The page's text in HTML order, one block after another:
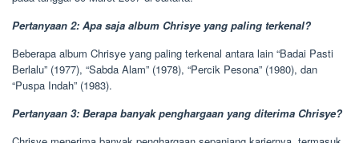
Pertanyaan 2: Apa saja album Chrisye yang paling terkenal?
Beberapa album Chrisye yang paling terkenal antara lain “Badai Pasti
Berlalu” (1977), “Sabda Alam” (1978), “Percik Pesona” (1980), dan
“Puspa Indah” (1983).
Pertanyaan 3: Berapa banyak penghargaan yang diterima Chrisye?